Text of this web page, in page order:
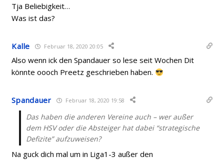
Tja Beliebigkeit…
Was ist das?
Kalle Februar 18, 2020 20:05
Also wenn ick den Spandauer so lese seit Wochen Dit
könnte oooch Preetz geschrieben haben.
Spandauer Februar 18, 2020 19:58
Das haben die anderen Vereine auch – wer außer
dem HSV oder die Absteiger hat dabei “strategische
Defizite” aufzuweisen?
Na guck dich mal um in Liga1-3 außer den